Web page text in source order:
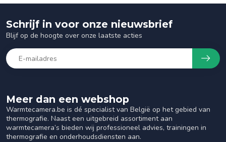
Meer dan een webshop
Warmtecamera.be is dé specialist van België op het gebied van
thermografie. Naast een uitgebreid assortiment aan
warmtecamera’s bieden wij professioneel advies, trainingen in
thermografie en onderhoudsdiensten aan.
Schrijf in voor onze nieuwsbrief
Blijf op de hoogte over onze laatste acties